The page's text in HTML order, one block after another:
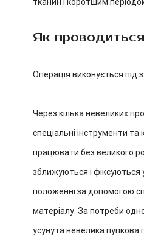
Як проводиться
Операція виконується під
Через кілька невеликих
спеціальні інструменти
працювати без великого
зближуються і фіксуються
положенні за допомогою
матеріалу. За потреби
усунута невелика пупкова